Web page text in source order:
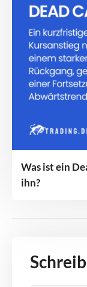
Was ist ein
ihn?